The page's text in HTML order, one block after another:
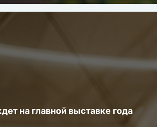
на главной выставке года